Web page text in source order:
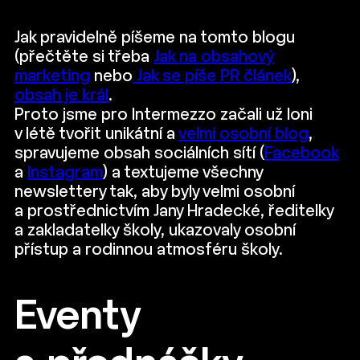
Jak pravidelně píšeme na tomto blogu
(přečtěte si třeba Jak na obsahový
marketing nebo Jak se píše PR článek),
obsah je král .
Proto jsme pro Intermezzo začali už loni
v létě tvořit unikátní a velmi osobní blog,
spravujeme obsah sociálních sítí ( Facebook
a Instagram) a textujeme všechny
newslettery tak, aby byly velmi osobní
a prostřednictvím Jany Hradecké, ředitelky
a zakladatelky školy, ukazovaly osobní
přístup a rodinnou atmosféru školy.
Eventy